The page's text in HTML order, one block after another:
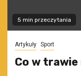
5 min przeczytania
Artykuły Sport
Co w